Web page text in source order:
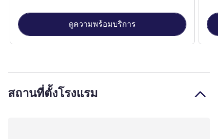
ดูความพร้อมบริการ
สถานที่ตั้งโรงแรม